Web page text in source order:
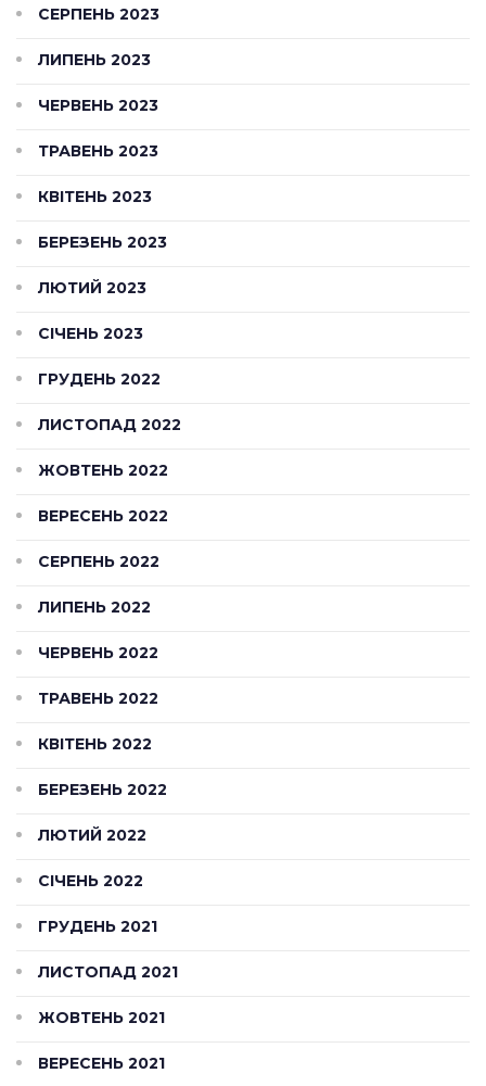
СЕРПЕНЬ 2023
ЛИПЕНЬ 2023
ЧЕРВЕНЬ 2023
ТРАВЕНЬ 2023
КВІТЕНЬ 2023
БЕРЕЗЕНЬ 2023
ЛЮТИЙ 2023
СІЧЕНЬ 2023
ГРУДЕНЬ 2022
ЛИСТОПАД 2022
ЖОВТЕНЬ 2022
ВЕРЕСЕНЬ 2022
СЕРПЕНЬ 2022
ЛИПЕНЬ 2022
ЧЕРВЕНЬ 2022
ТРАВЕНЬ 2022
КВІТЕНЬ 2022
БЕРЕЗЕНЬ 2022
ЛЮТИЙ 2022
СІЧЕНЬ 2022
ГРУДЕНЬ 2021
ЛИСТОПАД 2021
ЖОВТЕНЬ 2021
ВЕРЕСЕНЬ 2021